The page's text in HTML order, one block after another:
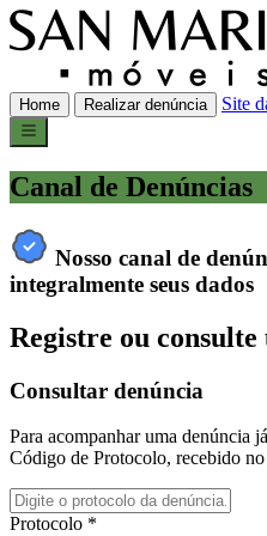
Home Realizar denúncia Site
Canal de Denúncias
Nosso canal de
integralmente seus dados
Registre ou consulte
Consultar denúncia
Para acompanhar uma denúncia
Código de Protocolo, recebido
Protocolo *